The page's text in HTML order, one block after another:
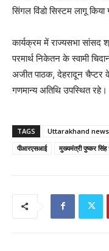
सिंगल विंडो सिस्टम लागू किया
कार्यक्रम में राज्यसभा सांसद
परमार्थ निकेतन के स्वामी
अजीत पाठक, देहरादून चैप्टर
गणमान्य अतिथि उपस्थित रहे।
TAGS Uttarakhand news
पीआरएसआई
मुख्यमंत्री पुष्कर सिंह